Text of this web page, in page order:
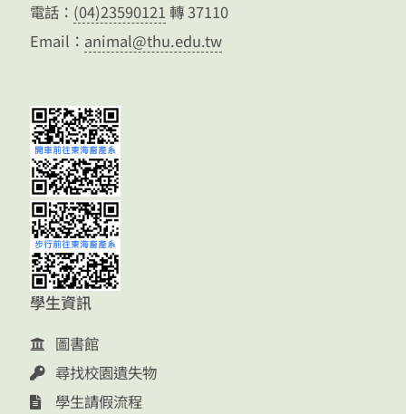
電話： (04)23590121 轉 37110
Email： animal@thu.edu.tw
學生資訊
圖書館
尋找校園遺失物
學生請假流程